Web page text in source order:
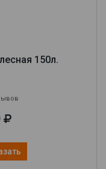
150л.